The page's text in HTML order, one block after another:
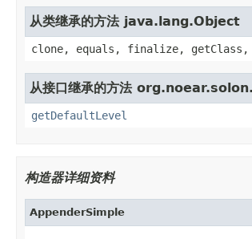
从类继承的方法 java.lang.Object
clone, equals, finalize,
从接口继承的方法
getDefaultLevel
构造器详细资料
AppenderSimple